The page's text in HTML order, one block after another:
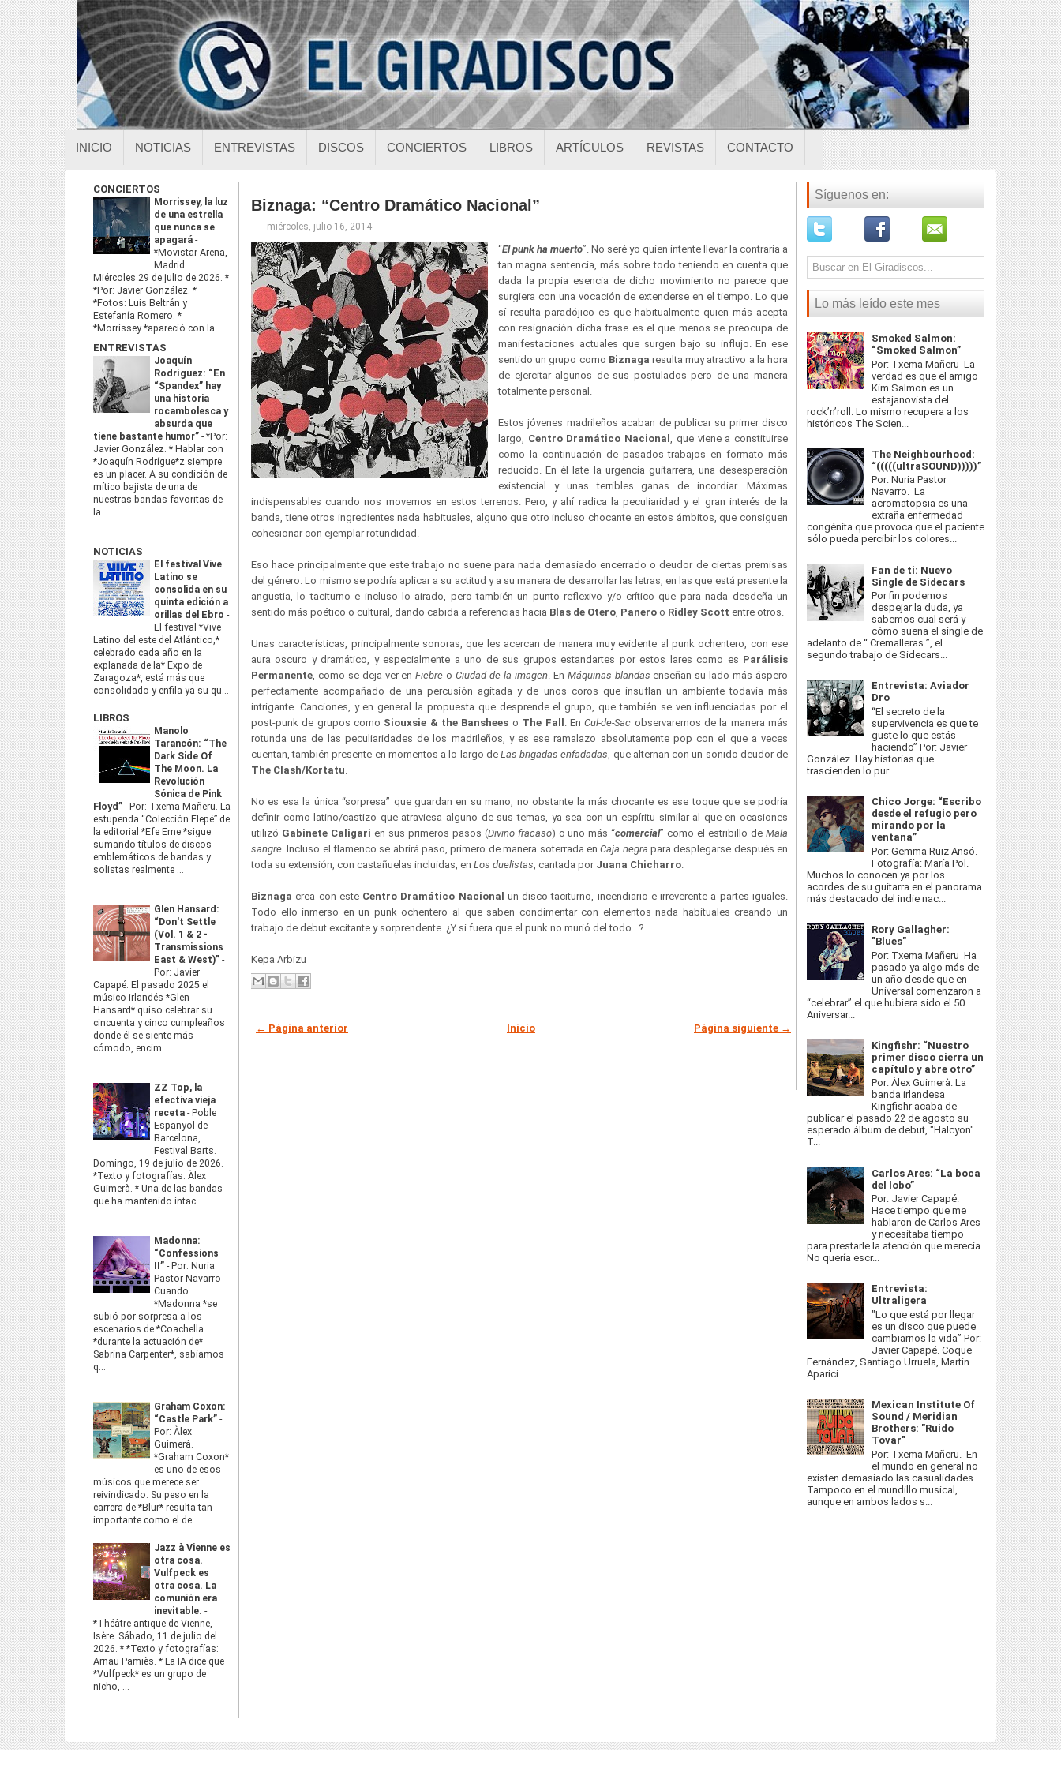
INICIO NOTICIAS ENTREVISTAS DISCOS CONCIERTOS LIBROS ARTÍCULOS REVISTAS CONTACTO
CONCIERTOS
Morrissey, la luz
de una estrella
que nunca se
apagará -
*Movistar Arena,
Madrid.
Miércoles 29 de julio de 2026. *
*Por: Javier González. *
*Fotos: Luis Beltrán y
Estefanía Romero. *
*Morrissey *apareció con la...
ENTREVISTAS
Joaquín
Rodríguez: “En
“Spandex” hay
una historia
rocambolesca y
absurda que
tiene bastante humor” -*Por:
Javier González. * Hablar con
*Joaquín Rodrígue*z siempre
es un placer. A su condición de
mítico bajista de una de
nuestras bandas favoritas de
la ...
NOTICIAS
El festival Vive
Latino se
consolida en su
quinta edición a
orillas del Ebro -
El festival *Vive
Latino del este del Atlántico,*
celebrado cada año en la
explanada de la* Expo de
Zaragoza*, está más que
consolidado y enfila ya su qu...
LIBROS
Manolo
Tarancón: “The
Dark Side Of
The Moon. La
Revolución
Sónica de Pink
Floyd” - Por: Txema Mañeru. La
estupenda “Colección Elepé” de
la editorial *Efe Eme *sigue
sumando títulos de discos
emblemáticos de bandas y
solistas realmente ...
Glen Hansard:
“Don't Settle
(Vol. 1 & 2 -
Transmissions
East & West)” -
Por: Javier
Capapé. El pasado 2025 el
músico irlandés *Glen
Hansard* quiso celebrar su
cincuenta y cinco cumpleaños
donde él se siente más
cómodo, encim...
ZZ Top, la
efectiva vieja
receta - Poble
Espanyol de
Barcelona,
Festival Barts.
Domingo, 19 de julio de 2026.
*Texto y fotografías: Àlex
Guimerà. * Una de las bandas
que ha mantenido intac...
Madonna:
“Confessions
II” - Por: Nuria
Pastor Navarro
Cuando
*Madonna *se
subió por sorpresa a los
escenarios de *Coachella
*durante la actuación de*
Sabrina Carpenter*, sabíamos
q...
Graham Coxon:
“Castle Park” -
Por: Àlex
Guimerà.
*Graham Coxon*
es uno de esos
músicos que merece ser
reivindicado. Su peso en la
carrera de *Blur* resulta tan
importante como el de ...
Jazz à Vienne es
otra cosa.
Vulfpeck es
otra cosa. La
comunión era
inevitable. -
*Théâtre antique de Vienne,
Isère. Sábado, 11 de julio del
2026. * *Texto y fotografías:
Arnau Pamiès. * La IA dice que
*Vulfpeck* es un grupo de
nicho, ...
Biznaga: “Centro Dramático Nacional”
miércoles, julio 16, 2014
“El punk ha muerto”. No seré yo quien intente llevar la contraria a
tan magna sentencia, más sobre todo teniendo en cuenta que
dada la propia esencia de dicho movimiento no parece que
surgiera con una vocación de extenderse en el tiempo. Lo que
sí resulta paradójico es que habitualmente quien más acepta
con resignación dicha frase es el que menos se preocupa de
manifestaciones actuales que surgen bajo su influjo. En ese
sentido un grupo como Biznaga resulta muy atractivo a la hora
de ejercitar algunos de sus postulados pero de una manera
totalmente personal.
Estos jóvenes madrileños acaban de publicar su primer disco
largo, Centro Dramático Nacional, que viene a constituirse
como la continuación de pasados trabajos en formato más
reducido. En él late la urgencia guitarrera, una desesperación
existencial y unas terribles ganas de incordiar. Máximas
indispensables cuando nos movemos en estos terrenos. Pero, y ahí radica la peculiaridad y el gran interés de la
banda, tiene otros ingredientes nada habituales, alguno que otro incluso chocante en estos ámbitos, que consiguen
cohesionar con ejemplar rotundidad.
Eso hace principalmente que este trabajo no suene para nada demasiado encerrado o deudor de ciertas premisas
del género. Lo mismo se podría aplicar a su actitud y a su manera de desarrollar las letras, en las que está presente la
angustia, lo taciturno e incluso lo airado, pero también un punto reflexivo y/o crítico que para nada desdeña un
sentido más poético o cultural, dando cabida a referencias hacia Blas de Otero, Panero o Ridley Scott entre otros.
Unas características, principalmente sonoras, que les acercan de manera muy evidente al punk ochentero, con ese
aura oscuro y dramático, y especialmente a uno de sus grupos estandartes por estos lares como es Parálisis
Permanente, como se deja ver enFiebre oCiudad de la imagen. En Máquinas blandasenseñan su lado más áspero
perfectamente acompañado de una percusión agitada y de unos coros que insuflan un ambiente todavía más
intrigante. Canciones, y en general la propuesta que desprende el grupo, que también se ven influenciadas por el
post-punk de grupos como Siouxsie & the Banshees o The Fall . En Cul-de-Sac observaremos de la manera más
rotunda una de las peculiaridades de los madrileños, y es ese ramalazo absolutamente pop con el que a veces
cuentan, también presente en momentos a lo largo de Las brigadas enfadadas, que alternan con un sonido deudor de
The Clash/Kortatu.
No es esa la única “sorpresa” que guardan en su mano, no obstante la más chocante es ese toque que se podría
definir como latino/castizo que atraviesa alguno de sus temas, ya sea con un espíritu similar al que en ocasiones
utilizó Gabinete Caligari en sus primeros pasos (Divino fracaso) o uno más “comercial” como el estribillo de Mala
sangre. Incluso el flamenco se abrirá paso, primero de manera soterrada enCaja negra para desplegarse después en
toda su extensión, con castañuelas incluidas, en Los duelistas, cantada por Juana Chicharro.
Biznaga crea con este Centro Dramático Nacional un disco taciturno, incendiario e irreverente a partes iguales.
Todo ello inmerso en un punk ochentero al que saben condimentar con elementos nada habituales creando un
trabajo de debut excitante y sorprendente. ¿Y si fuera que el punk no murió del todo...?
Kepa Arbizu
← Página anterior Página siguiente →
Inicio
Síguenos en:
Lo más leído este mes
Smoked Salmon:
“Smoked Salmon”
Por: Txema Mañeru La
verdad es que el amigo
Kim Salmon es un
estajanovista del
rock’n’roll. Lo mismo recupera a los
históricos The Scien...
The Neighbourhood:
“(((((ultraSOUND)))))”
Por: Nuria Pastor
Navarro. La
acromatopsia es una
extraña enfermedad
congénita que provoca que el paciente
sólo pueda percibir los colores...
Fan de ti: Nuevo
Single de Sidecars
Por fin podemos
despejar la duda, ya
sabemos cual será y
cómo suena el single de
adelanto de “ Cremalleras ”, el
segundo trabajo de Sidecars...
Entrevista: Aviador
Dro
“El secreto de la
supervivencia es que te
guste lo que estás
haciendo” Por: Javier
González Hay historias que
trascienden lo pur...
Chico Jorge: “Escribo
desde el refugio pero
mirando por la
ventana”
Por: Gemma Ruiz Ansó.
Fotografía: María Pol.
Muchos lo conocen ya por los
acordes de su guitarra en el panorama
más destacado del indie nac...
Rory Gallagher:
"Blues"
Por: Txema Mañeru Ha
pasado ya algo más de
un año desde que en
Universal comenzaron a
“celebrar” el que hubiera sido el 50
Aniversar...
Kingfishr: “Nuestro
primer disco cierra un
capítulo y abre otro”
Por: Àlex Guimerà. La
banda irlandesa
Kingfishr acaba de
publicar el pasado 22 de agosto su
esperado álbum de debut, "Halcyon".
T...
Carlos Ares: “La boca
del lobo”
Por: Javier Capapé.
Hace tiempo que me
hablaron de Carlos Ares
y necesitaba tiempo
para prestarle la atención que merecía.
No quería escr...
Entrevista:
Ultraligera
"Lo que está por llegar
es un disco que puede
cambiarnos la vida” Por:
Javier Capapé. Coque
Fernández, Santiago Urruela, Martín
Aparici...
Mexican Institute Of
Sound / Meridian
Brothers: "Ruido
Tovar"
Por: Txema Mañeru. En
el mundo en general no
existen demasiado las casualidades.
Tampoco en el mundillo musical,
aunque en ambos lados s...